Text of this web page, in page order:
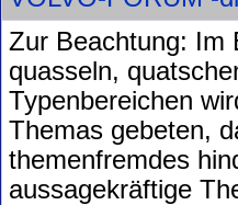
Zur Beachtung: Im
quasseln,
Typenbereichen
Themas gebeten,
themenfremdes
aussagekräftige